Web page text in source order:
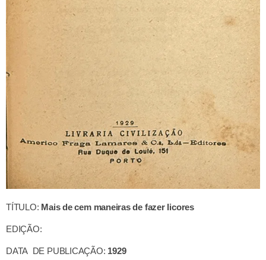
TÍTULO: Mais de cem maneiras de fazer licores
EDIÇÃO:
DATA DE PUBLICAÇÃO: 1929